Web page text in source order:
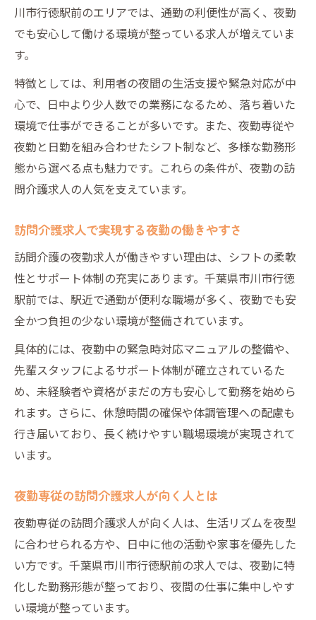
訪問介護求人で無資格から夜勤デビューす
る方法
働きやすい訪問介護求人の見極め方
訪問介護求人で重視したいサポート体制
訪問介護求人で選ぶ夜勤の職場環境
夜勤訪問介護求人で求められる働き方の柔
軟性
訪問介護求人で職場定着率をチェックする
生活リズムを考慮した訪問介護求人の選択
方法
夜勤訪問介護求人で自分に合うシフトを選
訪問介護求人で夜勤回数や勤務時間の相談
方法
訪問介護求人で夜勤とプライベートを両立
するコツ
行徳駅前で見つける自分らしい訪問介護求人
行徳駅前周辺の訪問介護求人で重視すべき
点
訪問介護求人で通勤利便性を確認する方法
行徳駅前で夜勤訪問介護求人を見つけるコ
ツ
川市行徳駅前のエリアでは、通勤の利便性が高く、夜勤
でも安心して働ける環境が整っている求人が増えていま
す。
特徴としては、利用者の夜間の生活支援や緊急対応が中
心で、日中より少人数での業務になるため、落ち着いた
環境で仕事ができることが多いです。また、夜勤専従や
夜勤と日勤を組み合わせたシフト制など、多様な勤務形
態から選べる点も魅力です。これらの条件が、夜勤の訪
問介護求人の人気を支えています。
訪問介護求人で実現する夜勤の働きやすさ
訪問介護の夜勤求人が働きやすい理由は、シフトの柔軟
性とサポート体制の充実にあります。千葉県市川市行徳
駅前では、駅近で通勤が便利な職場が多く、夜勤でも安
全かつ負担の少ない環境が整備されています。
具体的には、夜勤中の緊急時対応マニュアルの整備や、
先輩スタッフによるサポート体制が確立されているた
め、未経験者や資格がまだの方も安心して勤務を始めら
れます。さらに、休憩時間の確保や体調管理への配慮も
行き届いており、長く続けやすい職場環境が実現されて
います。
夜勤専従の訪問介護求人が向く人とは
夜勤専従の訪問介護求人が向く人は、生活リズムを夜型
に合わせられる方や、日中に他の活動や家事を優先した
い方です。千葉県市川市行徳駅前の求人では、夜勤に特
化した勤務形態が整っており、夜間の仕事に集中しやす
い環境が整っています。